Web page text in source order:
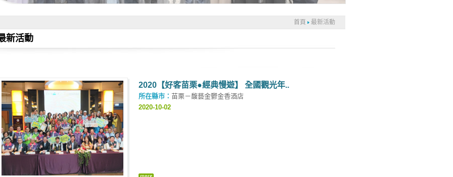
首頁 最新活動
新活動
2020【好客苗栗●經典慢遊】 全國觀光年..
所在縣市： 苗栗－馥藝金鬱金香酒店
2020-10-02